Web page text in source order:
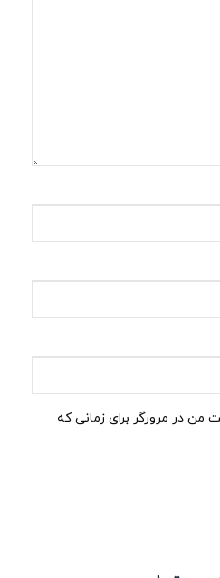
من در مرورگر برای زمانی که